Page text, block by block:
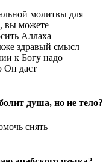
молитвы для
вы можете
Аллаха
здравый смысл
к Богу надо
Он даст
душа, но не тело?
снять